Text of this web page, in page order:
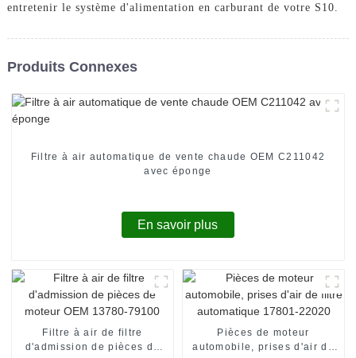
entretenir le système d'alimentation en carburant de votre S10.
Produits Connexes
Filtre à air automatique de vente chaude OEM C211042
avec éponge
En savoir plus
Filtre à air de filtre
d'admission de pièces de
Pièces de moteur
automobile, prises d'air de